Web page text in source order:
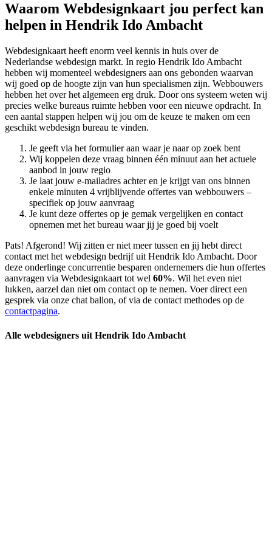
Waarom Webdesignkaart jou perfect kan
helpen in Hendrik Ido Ambacht
Webdesignkaart heeft enorm veel kennis in huis over de
Nederlandse webdesign markt. In regio Hendrik Ido Ambacht
hebben wij momenteel webdesigners aan ons gebonden waarvan
wij goed op de hoogte zijn van hun specialismen zijn. Webbouwers
hebben het over het algemeen erg druk. Door ons systeem weten wij
precies welke bureaus ruimte hebben voor een nieuwe opdracht. In
een aantal stappen helpen wij jou om de keuze te maken om een
geschikt webdesign bureau te vinden.
Je geeft via het formulier aan waar je naar op zoek bent
Wij koppelen deze vraag binnen één minuut aan het actuele
aanbod in jouw regio
Je laat jouw e-mailadres achter en je krijgt van ons binnen
enkele minuten 4 vrijblijvende offertes van webbouwers –
specifiek op jouw aanvraag
Je kunt deze offertes op je gemak vergelijken en contact
opnemen met het bureau waar jij je goed bij voelt
Pats! Afgerond! Wij zitten er niet meer tussen en jij hebt direct
contact met het webdesign bedrijf uit Hendrik Ido Ambacht. Door
deze onderlinge concurrentie besparen ondernemers die hun offertes
aanvragen via Webdesignkaart tot wel 60%. Wil het even niet
lukken, aarzel dan niet om contact op te nemen. Voer direct een
gesprek via onze chat ballon, of via de contact methodes op de
contactpagina.
Alle webdesigners uit Hendrik Ido Ambacht